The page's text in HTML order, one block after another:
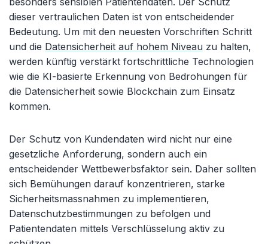
dieser vertraulichen Daten ist von entscheidender
Bedeutung. Um mit den neuesten Vorschriften Schritt
und die Datensicherheit auf hohem Niveau zu halten,
werden künftig verstärkt fortschrittliche Technologien
wie die KI-basierte Erkennung von Bedrohungen für
die Datensicherheit sowie Blockchain zum Einsatz
kommen.
Der Schutz von Kundendaten wird nicht nur eine
gesetzliche Anforderung, sondern auch ein
entscheidender Wettbewerbsfaktor sein. Daher sollten
sich Bemühungen darauf konzentrieren, starke
Sicherheitsmassnahmen zu implementieren,
Datenschutzbestimmungen zu befolgen und
Patientendaten mittels Verschlüsselung aktiv zu